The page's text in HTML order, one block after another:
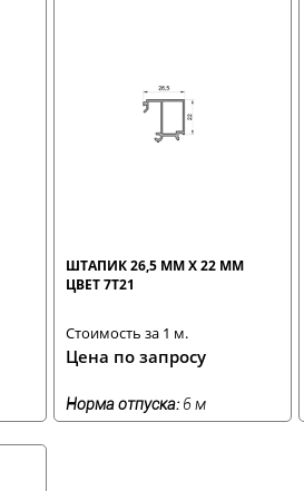
ШТАПИК 26,5 ММ Х 22 ММ
ЦВЕТ 7T21
Стоимость за 1 м.
Цена по запросу
Норма отпуска:6 м